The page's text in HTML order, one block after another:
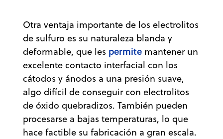
Otra ventaja importante de los electrolitos
de sulfuro es su naturaleza blanda y
deformable, que les permite mantener un
excelente contacto interfacial con los
cátodos y ánodos a una presión suave,
algo difícil de conseguir con electrolitos
de óxido quebradizos. También pueden
procesarse a bajas temperaturas, lo que
hace factible su fabricación a gran escala.